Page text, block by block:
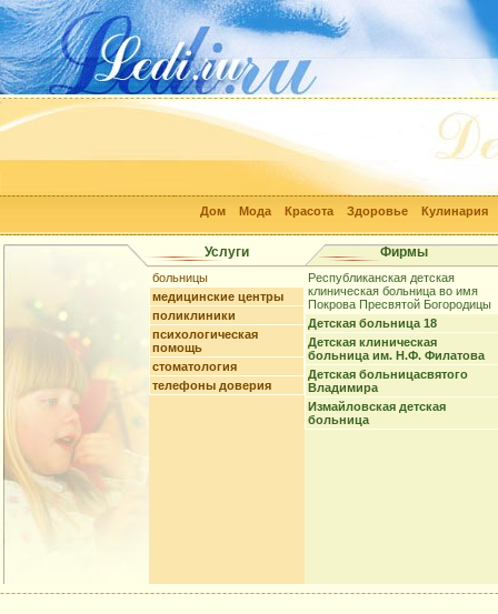
Дом Мода Красота Здоровье Кулинария
Услуги Фирмы
больницы
медицинские центры
поликлиники
психологическая
помощь
стоматология
телефоны доверия
Республиканская детская
клиническая больница во имя
Покрова Пресвятой Богородицы
Детская больница 18
Детская клиническая
больница им. Н.Ф. Филатова
Детская больницасвятого
Владимира
Измайловская детская
больница